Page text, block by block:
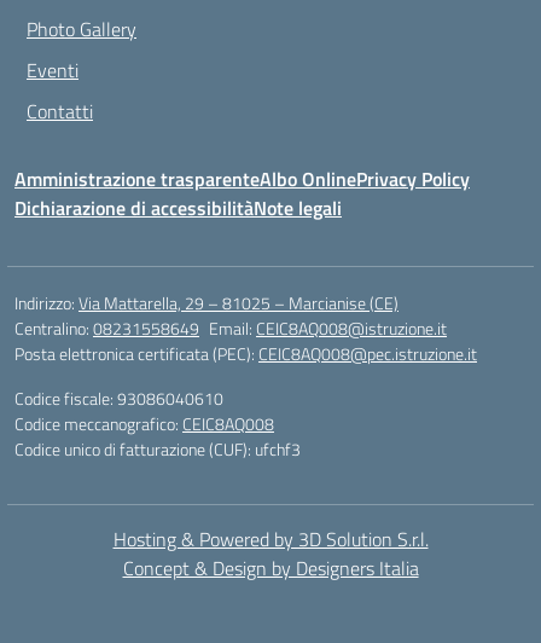
Photo Gallery
Eventi
Contatti
Amministrazione trasparenteAlbo OnlinePrivacy Policy
Dichiarazione di accessibilitàNote legali
Indirizzo:Via Mattarella, 29 – 81025 – Marcianise (CE)
Centralino:08231558649 Email: CEIC8AQ008@istruzione.it
Posta elettronica certificata (PEC): CEIC8AQ008@pec.istruzione.it
Codice fiscale: 93086040610
Codice meccanografico: CEIC8AQ008
Codice unico di fatturazione (CUF): ufchf3
Hosting & Powered by 3D Solution S.r.l.
Concept & Design by Designers Italia